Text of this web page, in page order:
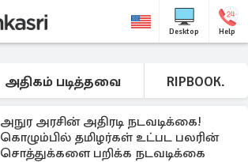
Desktop Help
அதிகம் படித்தவை RIPBOOK.
அநுர அரசின் அதிரடி நடவடிக்கை!
கொழும்பில் தமிழர்கள் உட்பட பலரின்
சொத்துக்களை பறிக்க நடவடிக்கை